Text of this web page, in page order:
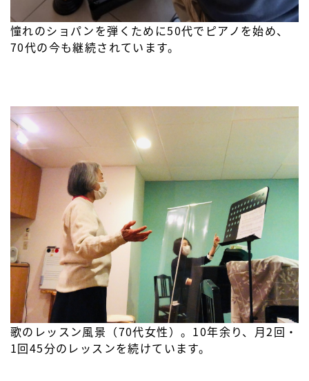
憧れのショパンを弾くために50代でピアノを始め、
70代の今も継続されています。
歌のレッスン風景（70代女性）。10年余り、月2回・
1回45分のレッスンを続けています。